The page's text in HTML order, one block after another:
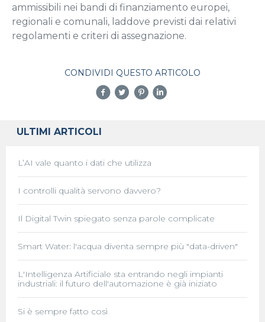
ammissibili nei bandi di finanziamento europei,
regionali e comunali, laddove previsti dai relativi
regolamenti e criteri di assegnazione.
CONDIVIDI QUESTO ARTICOLO
ULTIMI ARTICOLI
L’AI vale quanto i dati che utilizza
I controlli qualità servono davvero?
Il Digital Twin spiegato senza parole complicate
Smart Water: l'acqua diventa sempre più "data-driven"
L'Intelligenza Artificiale sta entrando negli impianti
industriali: il futuro dell'automazione è già iniziato
Si è sempre fatto così